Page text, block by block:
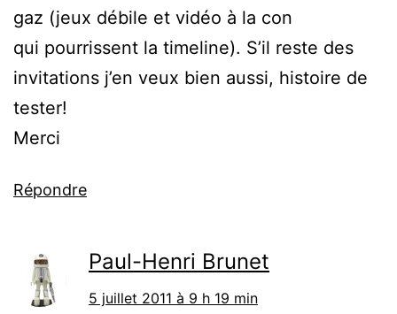
gaz (jeux débile et vidéo à la con
qui pourrissent la timeline). S’il reste des
invitations j’en veux bien aussi, histoire de
tester!
Merci
Répondre
Paul-Henri Brunet
5 juillet 2011 à 9 h 19 min